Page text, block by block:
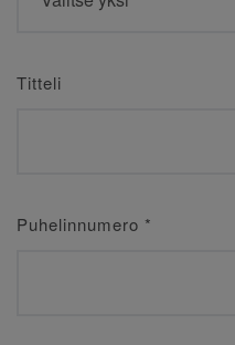
Titteli
Puhelinnumero *